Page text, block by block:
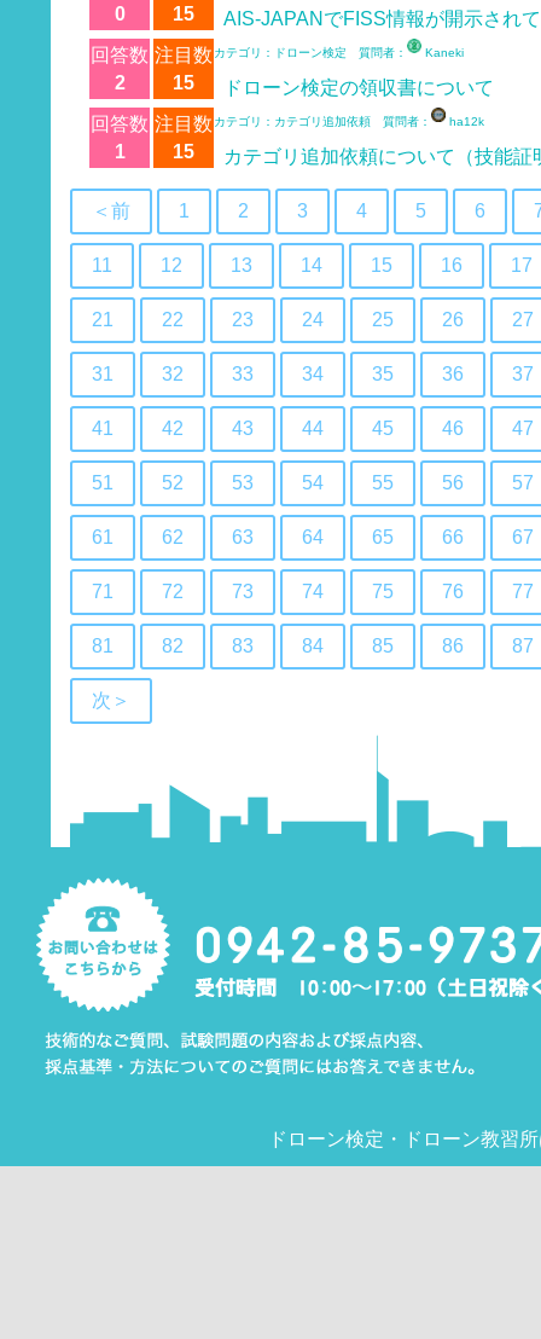
0
15
AIS-JAPANでFISS情報が開示され
回答数
2
注目数
15
カテゴリ：ドローン検定 質問者： Kaneki
ドローン検定の領収書について
回答数
1
注目数
15
カテゴリ：カテゴリ追加依頼 質問者： ha12k
カテゴリ追加依頼について（技能証
＜前 1 2 3 4 5 6
11 12 13 14 15 16 17
21 22 23 24 25 26 27
31 32 33 34 35 36 37
41 42 43 44 45 46 47
51 52 53 54 55 56 57
61 62 63 64 65 66 67
71 72 73 74 75 76 77
81 82 83 84 85 86 87
次＞
ドローン検定 ・ ドローン教習所